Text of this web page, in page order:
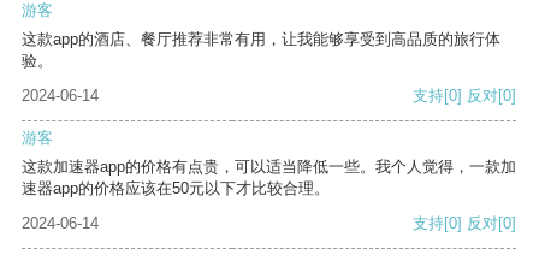
游客
这款app的酒店、餐厅推荐非常有用，让我能够享受到高品质的旅行体
验。
2024-06-14
支持[0] 反对[0]
游客
这款加速器app的价格有点贵，可以适当降低一些。我个人觉得，一款加
速器app的价格应该在50元以下才比较合理。
2024-06-14
支持[0] 反对[0]